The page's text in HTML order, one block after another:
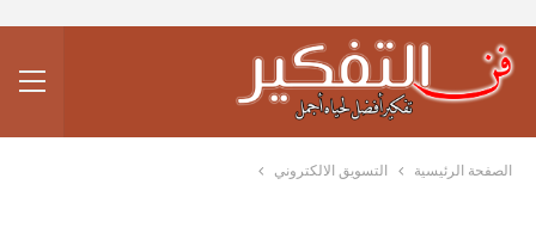
الصفحة الرئيسية التسويق الالكتروني